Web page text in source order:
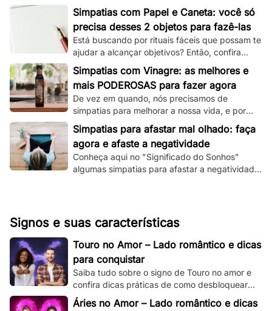
simpatias de amor e amarração que
separamos.
Simpatias com Papel e Caneta: você só
precisa desses 2 objetos para fazê-las
Está buscando por rituais fáceis que possam te
ajudar a alcançar objetivos? Então, confira
essas simpatias com papel e caneta.
Simpatias com Vinagre: as melhores e
mais PODEROSAS para fazer agora
De vez em quando, nós precisamos de
simpatias para melhorar a nossa vida, e por
isso, veja aqui as melhores que utilizam
vinagre!
Simpatias para afastar mal olhado: faça
agora e afaste a negatividade
Conheça aqui no "Significado do Sonhos"
algumas simpatias para afastar a negatividade
Signos e suas características
Touro no Amor – Lado romântico e dicas
para conquistar
Saiba tudo sobre o signo de Touro no amor e
confira dicas práticas de como desbloquear
seu lado romântico!
Áries no Amor – Lado romântico e dicas